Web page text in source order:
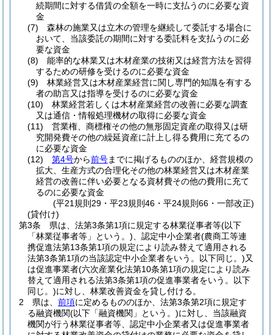
続期間に対する借賃の全額を一時に支払うのに必要な資
金
(7)
森林の施業又は立木の管理を継続して委託する場合に
おいて、当該委託の期間に対する委託料を支払うのに必
要な資金
(8)
能率的な林業又は木材産業の技術又は経営方法を習得
するための研修を受けるのに必要な資金
(9)
林業経営又は木材産業経営に関し専門的知識を有する
者の助言又は指導を受けるのに必要な資金
(10)
林業経営若しくは木材産業経営の改善に必要な調査
又は通信・情報処理機材の取得に必要な資金
(11)
営業権、商標権その他の無形固定資産の取得又は研
究開発費その他の繰延資産に計上し得る費用に充てるの
に必要な資金
(12)
第4号から前号までに掲げるもののほか、経営規模の
拡大、生産方式の合理化その他の林業経営又は木材産業
経営の改善に伴い必要となる資材費その他の費用に充て
るのに必要な資金
(平21規則29・平23規則46・平24規則66・一部改正)
(貸付け)
第3条
県は、法第3条第1項に規定する林業従事者等(以下
「林業従事者等」という。) 、認定中小企業者(農商工等連
携促進法第13条第1項の規定により読み替えて適用される
法第3条第1項の当該認定中小企業者をいう。以下同じ。)又
は促進事業者(六次産業化法第10条第1項の規定により読み
替えて適用される法第3条第1項の促進事業者をいう。以下
同じ。)に対し、林業改善資金を貸し付ける。
2
県は、 前項に定めるもののほか、法第3条第2項に規定す
る融資機関(以下「融資機関」という。)に対し、当該融資
機関が行う林業従事者等、認定中小企業者又は促進事業者